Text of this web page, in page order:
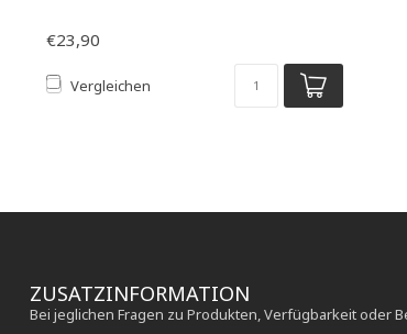
€23,90
Vergleichen
ZUSATZINFORMATION
Bei jeglichen Fragen zu Produkten, Verfügbarkeit oder